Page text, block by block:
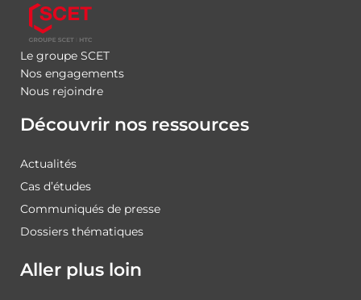
Le groupe SCET
Nos engagements
Nous rejoindre
Découvrir nos ressources
Actualités
Cas d’études
Communiqués de presse
Dossiers thématiques
Aller plus loin